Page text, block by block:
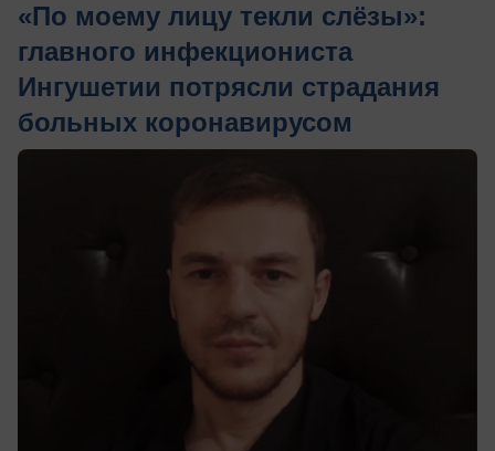
«По моему лицу текли слёзы»:
главного инфекциониста
Ингушетии потрясли страдания
больных коронавирусом